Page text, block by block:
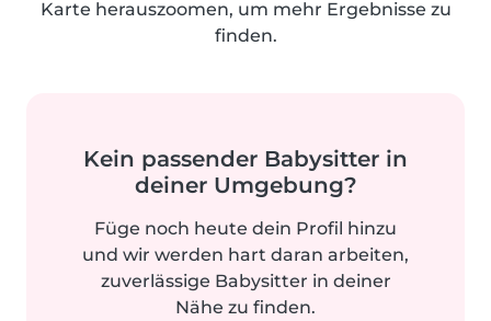
Karte herauszoomen, um mehr Ergebnisse zu
finden.
Kein passender Babysitter in
deiner Umgebung?
Füge noch heute dein Profil hinzu
und wir werden hart daran arbeiten,
zuverlässige Babysitter in deiner
Nähe zu finden.